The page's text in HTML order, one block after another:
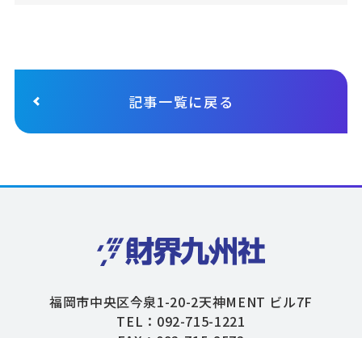
記事一覧に戻る
福岡市中央区今泉1-20-2天神MENT ビル7F
TEL：092-715-1221